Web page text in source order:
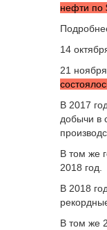
нефти по
14
21
В 2017
добычи в
В том же
2018 год.
В 2018
В том же